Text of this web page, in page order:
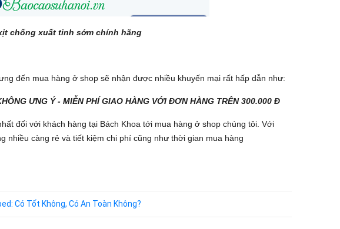
chống xuất tinh sớm chính hãng
đến mua hàng ở shop sẽ nhận được nhiều khuyến mại rất hấp dẫn như:
ƯNG Ý - MIỄN PHÍ GIAO HÀNG VỚI ĐƠN HÀNG TRÊN 300.000 Đ
đối với khách hàng tại Bách Khoa tới mua hàng ở shop chúng tôi. Với
nhiều càng rẻ và tiết kiệm chi phí cũng như thời gian mua hàng
Có Tốt Không, Có An Toàn Không?